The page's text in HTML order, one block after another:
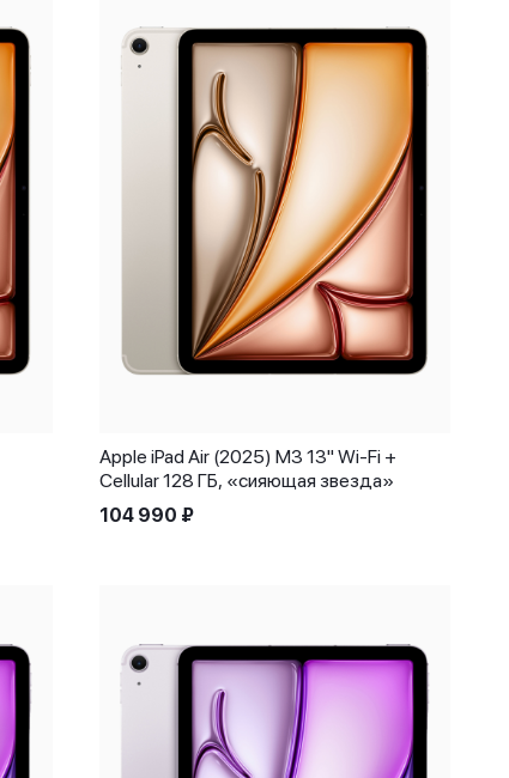
Apple iPad Air (2025) M3 13" Wi-Fi +
Cellular 128 ГБ, «сияющая звезда»
104 990 ₽